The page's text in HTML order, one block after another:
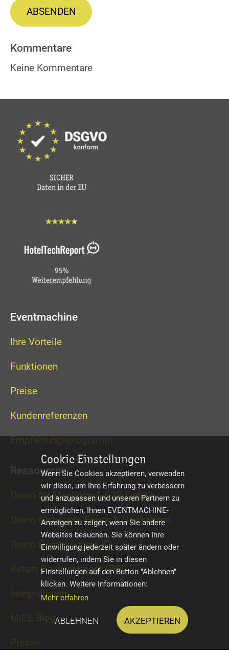
Cookie Einstellungen
Wenn Sie Cookies akzeptieren, verwenden
wir diese, um Ihre Erfahrung zu verbessern
und anzupassen und unseren Partnern zu
ermöglichen, Ihnen EVENTMACHINE-
Anzeigen zu zeigen, wenn Sie andere
Websites besuchen. Sie können Ihre
Einwilligung jederzeit später ändern oder
widerrufen, indem Sie in diesen
Einstellungen auf den Button "Ablehnen"
klicken. Weitere Informationen:
Mehr erfahren
Ablehnen Akzeptieren
ABSENDEN
Kommentare
Keine Kommentare
Eventmachine
Ihre Vorteile
Funktionen
Preise
Kundenreferenzen
Ressourcen
Demo für Meetings & B2B Events
Demo für private Feiern & Hochzeiten
Demo Eventmachine IQ
Return On Investment (ROI)
Integrationen